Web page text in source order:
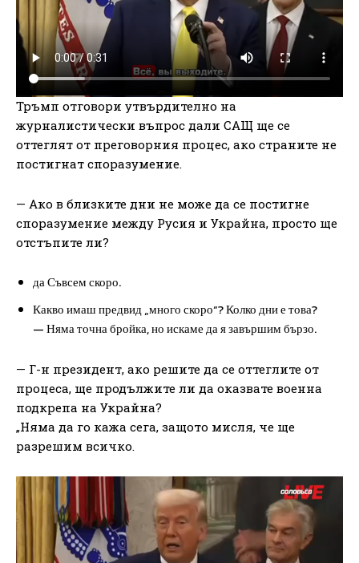
Тръмп отговори утвърдително на
журналистически въпрос дали САЩ ще се
оттеглят от преговорния процес, ако страните не
постигнат споразумение.
— Ако в близките дни не може да се постигне
споразумение между Русия и Украйна, просто ще
отстъпите ли?
да Съвсем скоро.
Какво имаш предвид „много скоро“? Колко дни е това?
— Няма точна бройка, но искаме да я завършим бързо.
— Г-н президент, ако решите да се оттеглите от
процеса, ще продължите ли да оказвате военна
подкрепа на Украйна?
„Няма да го кажа сега, защото мисля, че ще
разрешим всичко.